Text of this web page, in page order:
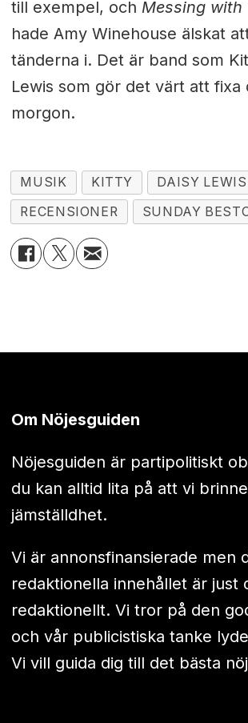
till exempel, och Messing with
hade Amy Winehouse älskat
tänderna i. Det är band som
Lewis som gör det värt att fixa
morgon.
MUSIK KITTY
DAISY LEWIS
RECENSIONER
SUNDAY
Om Nöjesguiden
Nöjesguiden är partipolitiskt
du kan alltid lita på att vi
jämställdhet.
Vi är annonsfinansierade men
redaktionella innehållet är just
redaktionellt. Vi tror på den
och vår publicistiska tanke
Vi vill guida dig till det bästa